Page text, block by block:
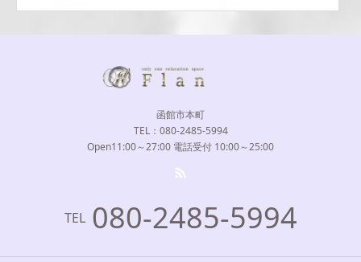
函館市本町
TEL：080-2485-5994
Open11:00～27:00 電話受付 10:00～25:00
TEL 080-2485-5994